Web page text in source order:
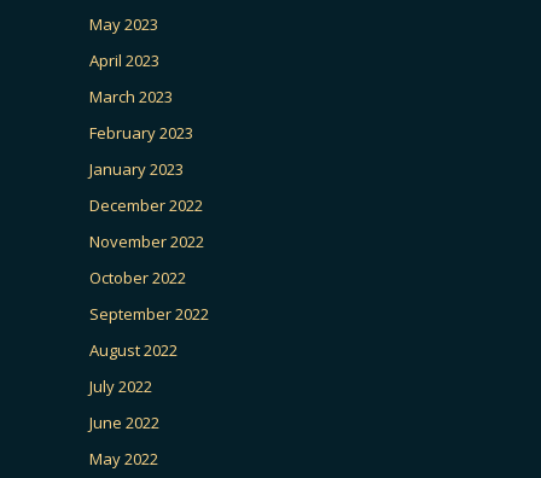
May 2023
April 2023
March 2023
February 2023
January 2023
December 2022
November 2022
October 2022
September 2022
August 2022
July 2022
June 2022
May 2022